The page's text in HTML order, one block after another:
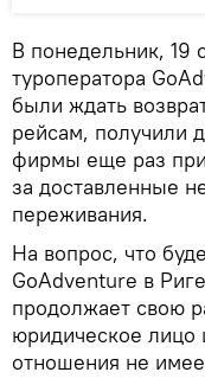
В понедельник, 19
туроператора
были ждать
рейсам, получили
фирмы еще раз
за доставленные
переживания.
На вопрос, что
GoAdventure в
продолжает свою
юридическое лицо
отношения не